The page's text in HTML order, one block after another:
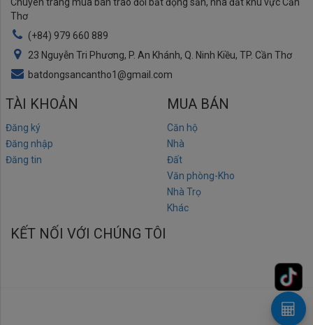
Thơ
(+84) 979 660 889
23 Nguyễn Tri Phương, P. An Khánh, Q. Ninh Kiều, TP. Cần Thơ
batdongsancantho1@gmail.com
TÀI KHOẢN
Đăng ký
Đăng nhập
Đăng tin
MUA BÁN
Căn hộ
Nhà
Đất
Văn phòng-Kho
Nhà Trọ
Khác
KẾT NỐI VỚI CHÚNG TÔI